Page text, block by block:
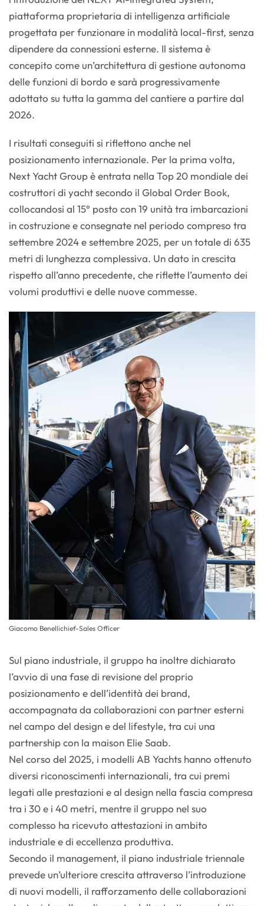
piattaforma proprietaria di intelligenza artificiale
progettata per funzionare in modalità local-first, senza
dipendere da connessioni esterne. Il sistema è
concepito come un’architettura di gestione autonoma
delle funzioni di bordo e sarà progressivamente
adottato su tutta la gamma del cantiere a partire dal
2026.
I risultati conseguiti si riflettono anche nel
posizionamento internazionale. Per la prima volta,
Next Yacht Group è entrata nella Top 20 mondiale dei
costruttori di yacht secondo il Global Order Book,
collocandosi al 15° posto con 19 unità tra imbarcazioni
in costruzione e consegnate nel periodo compreso tra
settembre 2024 e settembre 2025, per un totale di 635
metri di lunghezza complessiva. Un dato in crescita
rispetto all’anno precedente, che riflette l’aumento dei
volumi produttivi e delle nuove commesse.
Giacomo Benellichief-Sales Officer
Sul piano industriale, il gruppo ha inoltre dichiarato
l’avvio di una fase di revisione del proprio
posizionamento e dell’identità dei brand,
accompagnata da collaborazioni con partner esterni
nel campo del design e del lifestyle, tra cui una
partnership con la maison Elie Saab.
Nel corso del 2025, i modelli AB Yachts hanno ottenuto
diversi riconoscimenti internazionali, tra cui premi
legati alle prestazioni e al design nella fascia compresa
tra i 30 e i 40 metri, mentre il gruppo nel suo
complesso ha ricevuto attestazioni in ambito
industriale e di eccellenza produttiva.
Secondo il management, il piano industriale triennale
prevede un’ulteriore crescita attraverso l’introduzione
di nuovi modelli, il rafforzamento delle collaborazioni